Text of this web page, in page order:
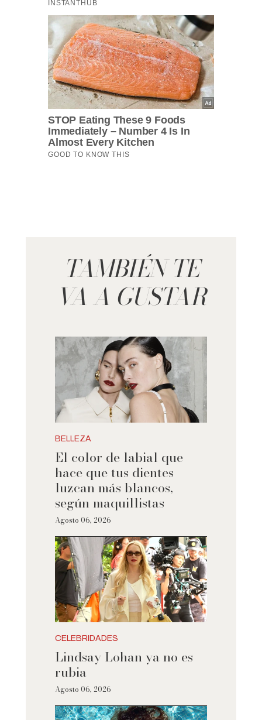
TAMBIÉN TE
VA A GUSTAR
BELLEZA
El color de labial que
hace que tus dientes
luzcan más blancos,
según maquillistas
Agosto 06, 2026
CELEBRIDADES
Lindsay Lohan ya no es
rubia
Agosto 06, 2026